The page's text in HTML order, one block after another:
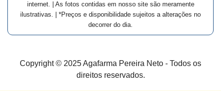
internet. | As fotos contidas em nosso site são meramente
ilustrativas. | *Preços e disponibilidade sujeitos a alterações no
decorrer do dia.
Copyright © 2025 Agafarma Pereira Neto - Todos os
direitos reservados.